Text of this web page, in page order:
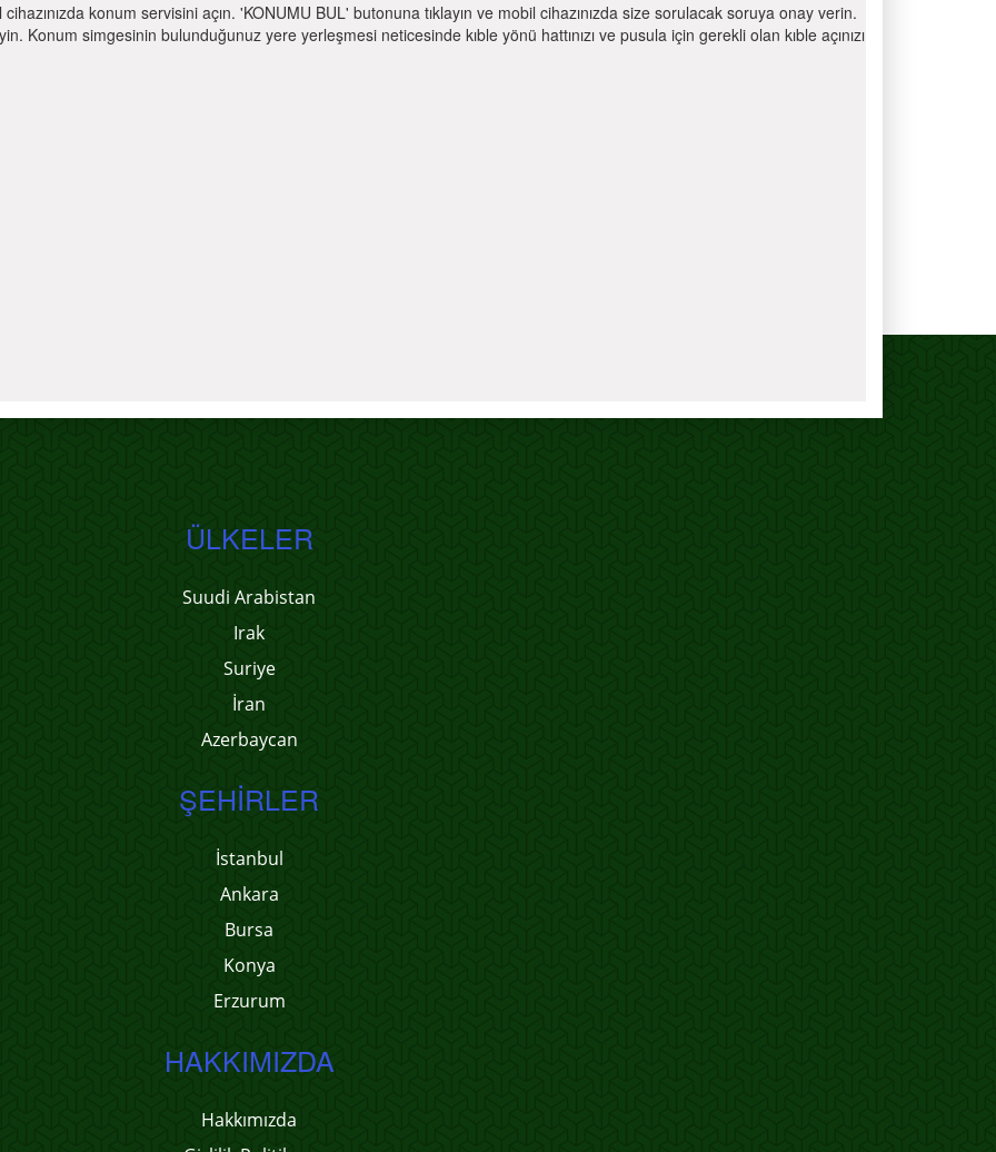
konum servisini açın. 'KONUMU BUL' butonuna tıklayın ve mobil cihazınızda size sorulacak soruya onay verin.
Konum simgesinin bulunduğunuz yere yerleşmesi neticesinde kıble yönü hattınızı ve pusula için gerekli olan kıble açınızı
ÜLKELER
Suudi Arabistan
Irak
Suriye
İran
Azerbaycan
ŞEHIRLER
İstanbul
Ankara
Bursa
Konya
Erzurum
HAKKIMIZDA
Hakkımızda